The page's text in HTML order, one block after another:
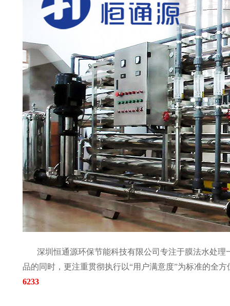
深圳恒通源环保节能科技有限公司专注于膜法水处理
品的同时，更注重贯彻执行以“用户满意度”为标准的全方
6233